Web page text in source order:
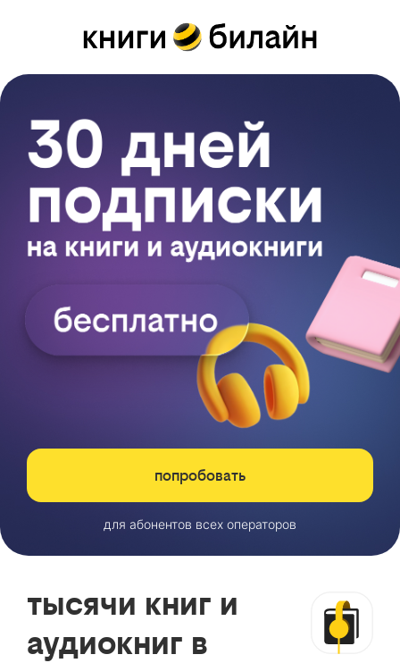
попробовать
для абонентов всех операторов
тысячи книг и
аудиокниг в